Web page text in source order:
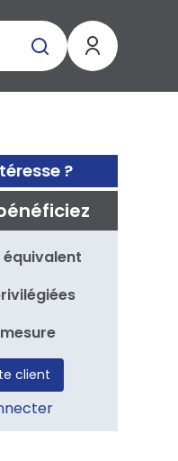
?
équivalent
client